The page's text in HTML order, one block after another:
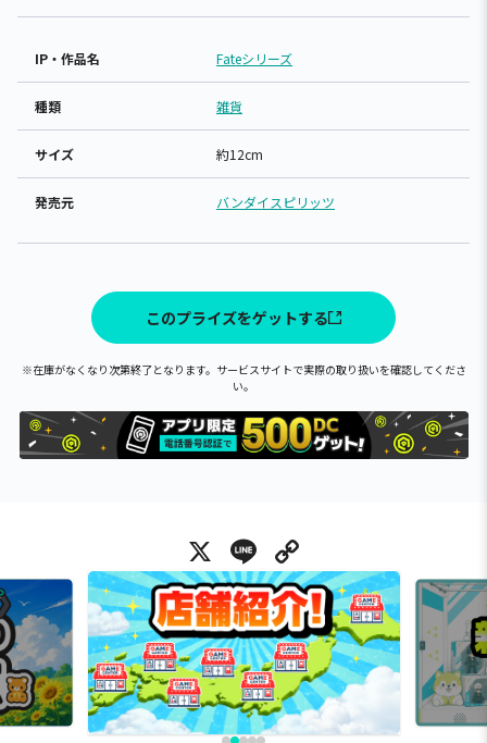
IP・作品名 Fateシリーズ
種類 雑貨
サイズ 約12cm
発売元 バンダイスピリッツ
このプライズをゲットする
※在庫がなくなり次第終了となります。サービスサイトで実際の取り扱いを確認してくださ
い。
X Line